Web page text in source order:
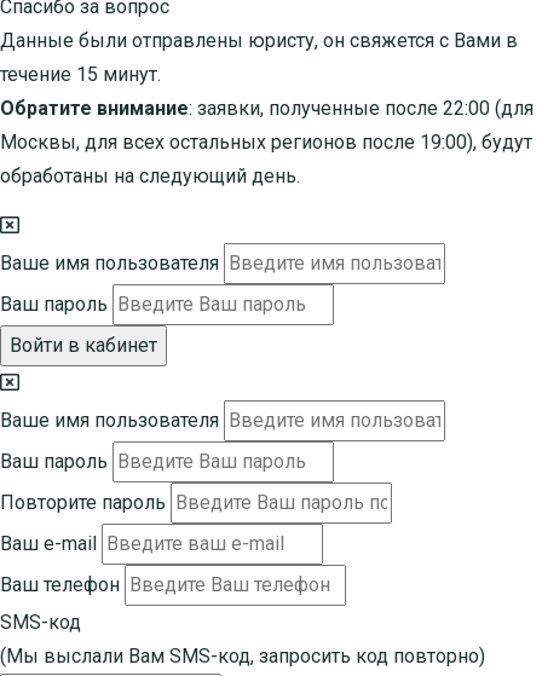
Спасибо за вопрос
Данные были отправлены юристу, он свяжется с Вами в
течение 15 минут.
Обратите внимание: заявки, полученные после 22:00 (для
Москвы, для всех остальных регионов после 19:00), будут
обработаны на следующий день.
Ваше имя пользователя
Ваш пароль
Войти в кабинет
Ваше имя пользователя
Ваш пароль
Повторите пароль
Ваш e-mail
Ваш телефон
SMS-код
(Мы выслали Вам SMS-код, запросить код повторно)